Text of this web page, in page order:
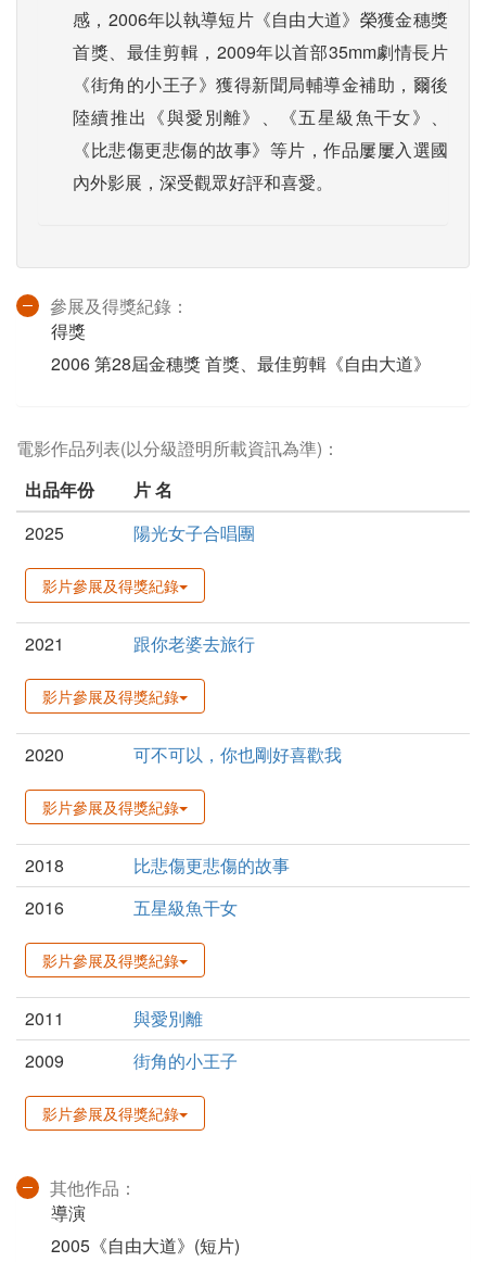
感，2006年以執導短片《自由大道》榮獲金穗獎
首獎、最佳剪輯，2009年以首部35mm劇情長片
《街角的小王子》獲得新聞局輔導金補助，爾後
陸續推出《與愛別離》、《五星級魚干女》、
《比悲傷更悲傷的故事》等片，作品屢屢入選國
內外影展，深受觀眾好評和喜愛。
參展及得獎紀錄：
得獎
2006 第28屆金穗獎 首獎、最佳剪輯《自由大道》
電影作品列表(以分級證明所載資訊為準)：
出品年份
片 名
2025
陽光女子合唱團
影片參展及得獎紀錄
2021 跟你老婆去旅行
影片參展及得獎紀錄
2020 可不可以，你也剛好喜歡我
影片參展及得獎紀錄
2018
比悲傷更悲傷的故事
2016
五星級魚干女
影片參展及得獎紀錄
2011
與愛別離
2009
街角的小王子
影片參展及得獎紀錄
其他作品：
導演
2005《自由大道》(短片)